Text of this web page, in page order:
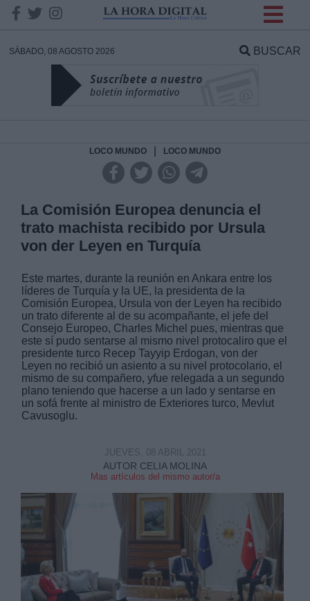
SÁBADO, 08 AGOSTO 2026 BUSCAR
LOCO MUNDO LOCO MUNDO
La Comisión Europea denuncia el
trato machista recibido por Ursula
von der Leyen en Turquía
Este martes, durante la reunión en Ankara entre los
líderes de Turquía y la UE, la presidenta de la
Comisión Europea, Ursula von der Leyen ha recibido
un trato diferente al de su acompañante, el jefe del
Consejo Europeo, Charles Michel pues, mientras que
este sí pudo sentarse al mismo nivel protocaliro que el
presidente turco Recep Tayyip Erdogan, von der
Leyen no recibió un asiento a su nivel protocolario, el
mismo de su compañero, yfue relegada a un segundo
plano teniendo que hacerse a un lado y sentarse en
un sofá frente al ministro de Exteriores turco, Mevlut
Cavusoglu.
AUTOR CELIA MOLINA
Mas artículos del mismo autor/a
JUEVES, 08 ABRIL 2021
DATOS
Responsable:
Legitimación:
Destinatarios:
Derechos: